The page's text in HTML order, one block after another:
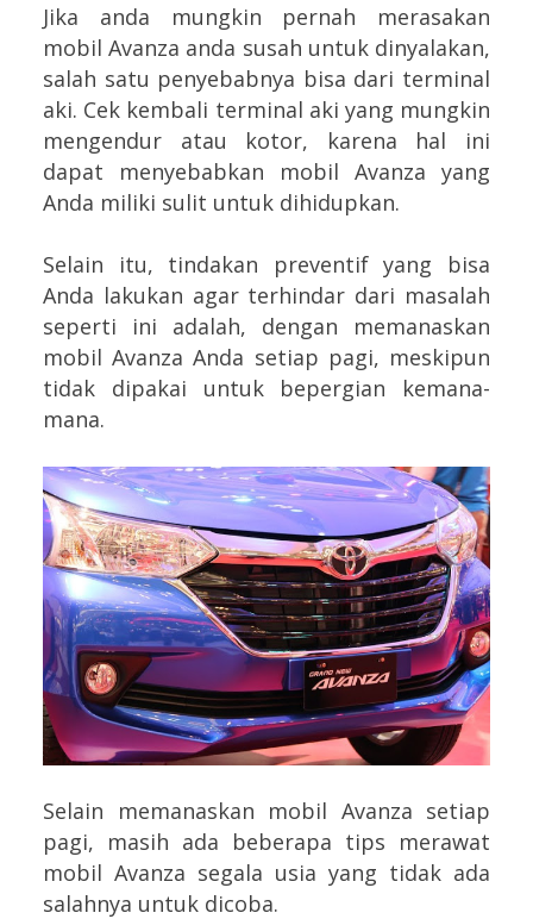
Jika anda mungkin pernah merasakan
mobil Avanza anda susah untuk dinyalakan,
salah satu penyebabnya bisa dari terminal
aki. Cek kembali terminal aki yang mungkin
mengendur atau kotor, karena hal ini
dapat menyebabkan mobil Avanza yang
Anda miliki sulit untuk dihidupkan.
Selain itu, tindakan preventif yang bisa
Anda lakukan agar terhindar dari masalah
seperti ini adalah, dengan memanaskan
mobil Avanza Anda setiap pagi, meskipun
tidak dipakai untuk bepergian kemana-
mana.
Selain memanaskan mobil Avanza setiap
pagi, masih ada beberapa tips merawat
mobil Avanza segala usia yang tidak ada
salahnya untuk dicoba.